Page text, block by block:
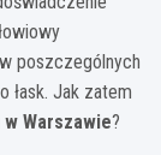
poszczególnych
łask. Jak zatem
Warszawie?